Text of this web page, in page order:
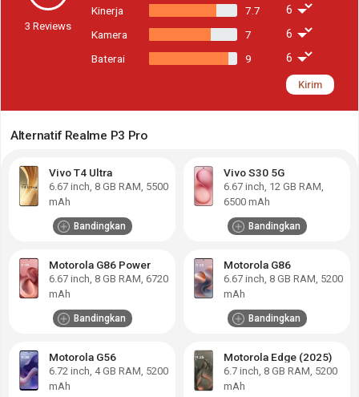
3 Reviews
Kinerja
7.7
Kamera
7
Baterai
9
Kirim
Alternatif Realme P3 Pro
Vivo T4 Ultra
6.67 inch, 8 GB RAM 5500
mAh
Bandingkan
Vivo S30 5G
6.67 inch, 12 GB RAM
6500 mAh
Bandingkan
Motorola G86 Power
6.67 inch, 8 GB RAM 6720
mAh
Bandingkan
Motorola G86
6.67 inch, 8 GB RAM 5200
mAh
Bandingkan
Motorola G56
6.72 inch, 4 GB RAM 5200
mAh
Motorola Edge (2025)
6.7 inch, 8 GB RAM 5200
mAh